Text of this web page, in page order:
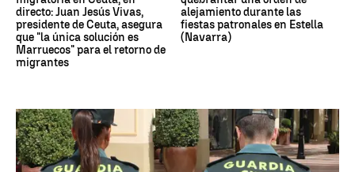
directo: Juan Jesús Vivas,
presidente de Ceuta, asegura
que "la única solución es
Marruecos" para el retorno de
migrantes
alejamiento durante las
fiestas patronales en Estella
(Navarra)